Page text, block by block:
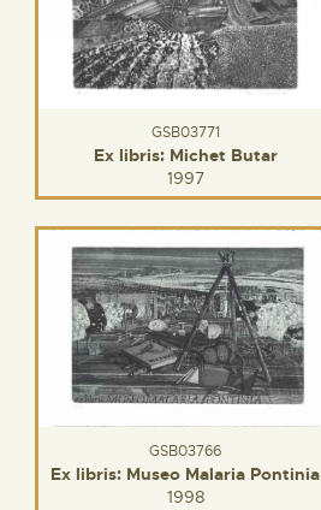
GSB03771
Ex libris: Michet Butar
1997
GSB03766
Ex libris: Museo Malaria Pontinia
1998